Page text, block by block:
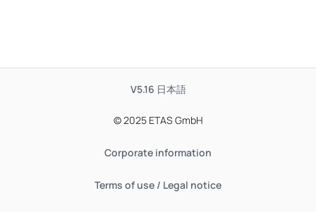
V5.16 日本語
© 2025 ETAS GmbH
Corporate information
Terms of use / Legal notice